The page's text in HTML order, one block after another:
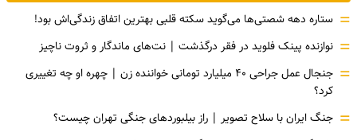
= ستاره دهه شصتی‌ها می‌گوید سکته قلبی بهترین اتفاق زندگی‌اش بود!
= نوازنده پینک فلوید در فقر درگذشت | نت‌های ماندگار و ثروت ناچیز
=
جنجال عمل جراحی ۴۰ میلیارد تومانی خواننده زن | چهره او چه تغییری
کرد؟
= جنگ ایران با سلاح تصویر | راز بیلبوردهای جنگی تهران چیست؟